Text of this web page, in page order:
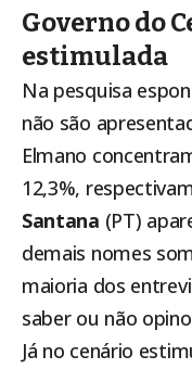
Governo do
estimulada
Na pesquisa
não são
Elmano
12,3%,
Santana (PT)
demais nomes
maioria dos
saber ou não
Já no cenário